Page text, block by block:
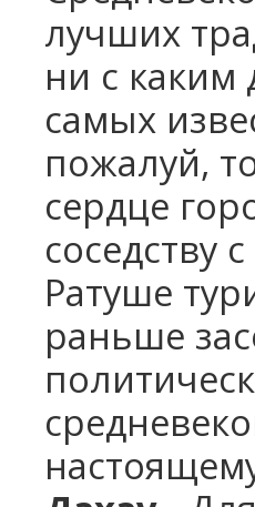
лучших
ни с
самых
пожалуй,
сердце
соседству
Ратуше
раньше